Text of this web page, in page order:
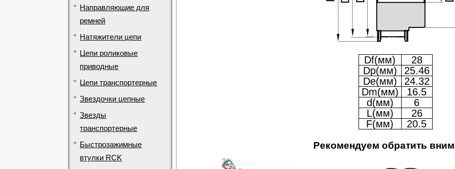
Направляющие для
ремней
Натяжители цепи
Цепи роликовые
приводные
Цепи транспортерные
Звездочки цепные
Звезды
транспортерные
Быстрозажимные
втулки RCK
Df(мм)
28
Dp(мм)
25.46
De(мм)
24.32
Dm(мм)
16.5
d(мм)
6
L(мм)
26
F(мм)
20.5
Рекомендуем обратить